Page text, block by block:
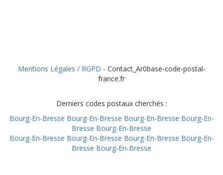
Mentions Légales / RGPD - Contact_Ar0base-code-postal-
france.fr
Derniers codes postaux cherchés :
Bourg-En-Bresse Bourg-En-Bresse Bourg-En-Bresse Bourg-En-
Bresse Bourg-En-Bresse
Bourg-En-Bresse Bourg-En-Bresse Bourg-En-Bresse Bourg-En-
Bresse Bourg-En-Bresse